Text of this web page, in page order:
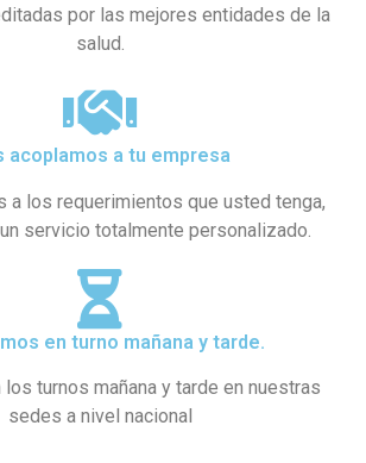
por las mejores entidades de la
salud.
acoplamos a tu empresa
a los requerimientos que usted tenga,
servicio totalmente personalizado.
en turno mañana y tarde.
turnos mañana y tarde en nuestras
sedes a nivel nacional